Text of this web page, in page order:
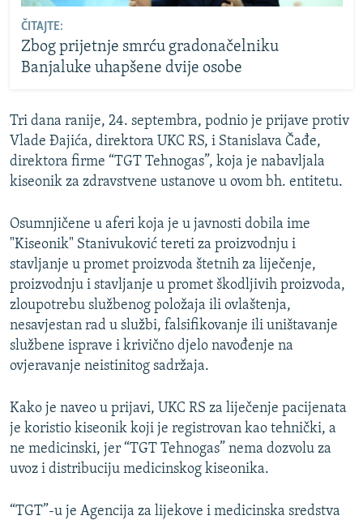
ČITAJTE:
Zbog prijetnje smrću gradonačelniku
Banjaluke uhapšene dvije osobe
Tri dana ranije, 24. septembra, podnio je prijave protiv
Vlade Đajića, direktora UKC RS, i Stanislava Čađe,
direktora firme “TGT Tehnogas”, koja je nabavljala
kiseonik za zdravstvene ustanove u ovom bh. entitetu.
Osumnjičene u aferi koja je u javnosti dobila ime
"Kiseonik" Stanivuković tereti za proizvodnju i
stavljanje u promet proizvoda štetnih za liječenje,
proizvodnju i stavljanje u promet škodljivih proizvoda,
zloupotrebu službenog položaja ili ovlaštenja,
nesavjestan rad u službi, falsifikovanje ili uništavanje
službene isprave i krivično djelo navođenje na
ovjeravanje neistinitog sadržaja.
Kako je naveo u prijavi, UKC RS za liječenje pacijenata
je koristio kiseonik koji je registrovan kao tehnički, a
ne medicinski, jer “TGT Tehnogas” nema dozvolu za
uvoz i distribuciju medicinskog kiseonika.
“TGT”-u je Agencija za lijekove i medicinska sredstva